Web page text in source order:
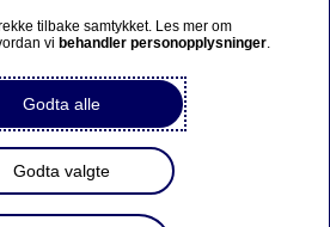
tilbake samtykket. Les mer om
vi behandler personopplysninger.
Godta alle
Godta valgte